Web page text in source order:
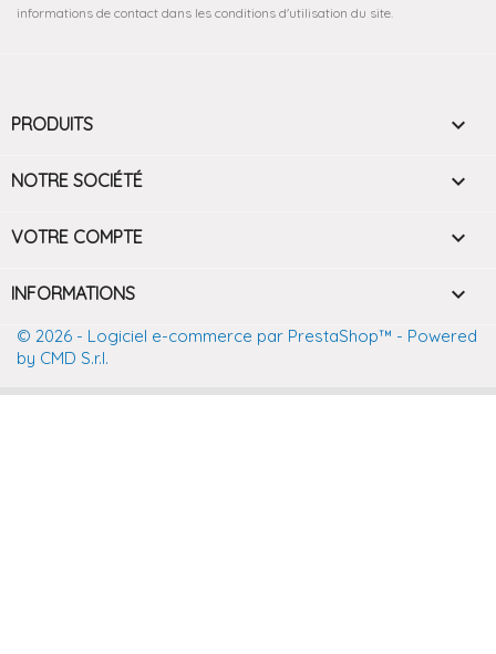
informations de contact dans les conditions d'utilisation du site.
PRODUITS 
NOTRE SOCIÉTÉ 
VOTRE COMPTE 
INFORMATIONS keyboard_arrow_down
© 2026 - Logiciel e-commerce par PrestaShop™ - Powered
by CMD S.r.l.